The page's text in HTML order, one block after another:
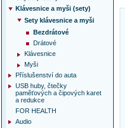
Klávesnice a myši (sety)
Sety klávesnice a myši
Bezdrátové
Drátové
Klávesnice
Myši
Příslušenství do auta
USB huby, čtečky
paměťových a čipových karet
a redukce
FOR HEALTH
Audio